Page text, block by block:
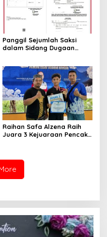
Panggil Sejumlah Saksi
dalam Sidang Dugaan
Raihan Safa Alzena Raih
Juara 3 Kejuaraan Pencak